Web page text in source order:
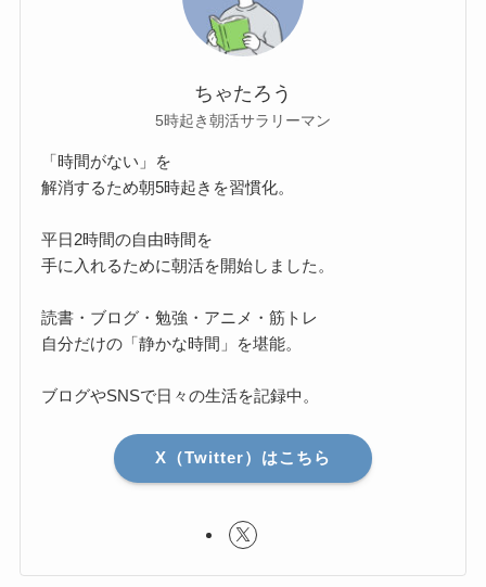
ちゃたろう
5時起き朝活サラリーマン
「時間がない」を
解消するため朝5時起きを習慣化。
平日2時間の自由時間を
手に入れるために朝活を開始しました。
読書・ブログ・勉強・アニメ・筋トレ
自分だけの「静かな時間」を堪能。
ブログやSNSで日々の生活を記録中。
X（Twitter）はこちら